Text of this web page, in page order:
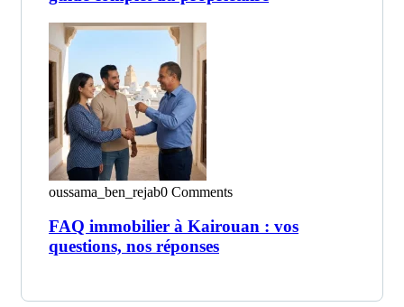
oussama_ben_rejab0 Comments
FAQ immobilier à Kairouan : vos
questions, nos réponses